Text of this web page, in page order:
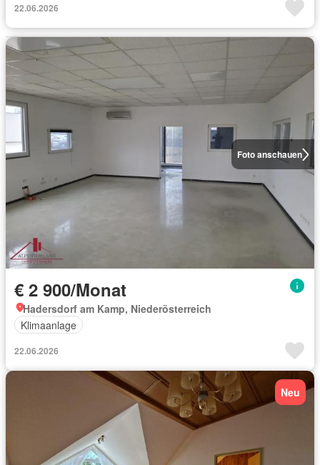
22.06.2026
Foto anschauen
€ 2 900/Monat
Hadersdorf am Kamp, Niederösterreich
Klimaanlage
22.06.2026
Neu